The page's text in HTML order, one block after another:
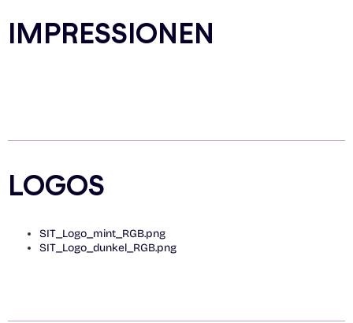
IMPRESSIONEN
LOGOS
SIT_Logo_mint_RGB.png
SIT_Logo_dunkel_RGB.png